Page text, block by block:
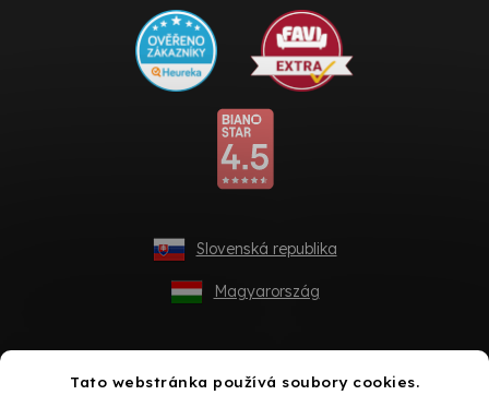
Tato webstránka používá soubory cookies.
Slovenská republika
Magyarország